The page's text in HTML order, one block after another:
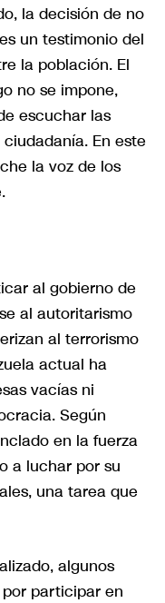
la decisión de no
un testimonio del
la población. El
no se impone,
escuchar las
En este
la voz de los
al gobierno de
al autoritarismo
al terrorismo
actual ha
vacías ni
Según
en la fuerza
a luchar por su
una tarea que
algunos
participar en